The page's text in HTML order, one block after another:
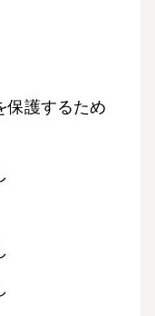
保護するため